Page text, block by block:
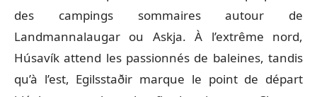
des campings sommaires autour de
Landmannalaugar ou Askja. À l’extrême nord,
Húsavík attend les passionnés de baleines, tandis
qu’à l’est, Egilsstaðir marque le point de départ